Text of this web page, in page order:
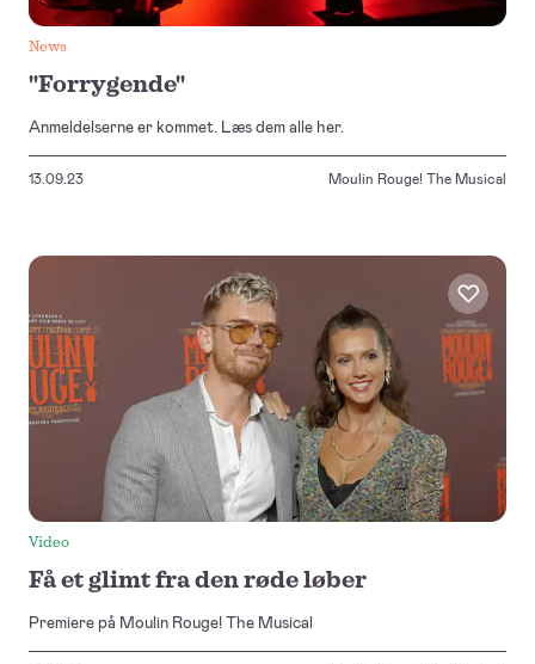
News
"Forrygende"
Anmeldelserne er kommet. Læs dem alle her.
13.09.23 Moulin Rouge! The Musical
Video
Få et glimt fra den røde løber
Premiere på Moulin Rouge! The Musical